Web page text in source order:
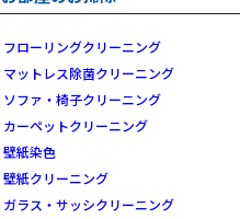
フローリングクリーニング
マットレス除菌クリーニング
ソファ・椅子クリーニング
カーペットクリーニング
壁紙染色
壁紙クリーニング
ガラス・サッシクリーニング